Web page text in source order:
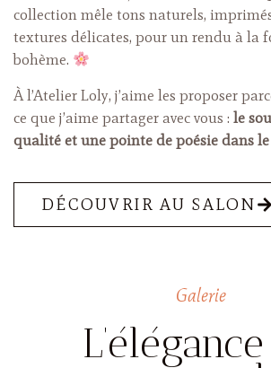
collection mêle tons naturels,
textures délicates, pour un rendu à la
bohème.
À l’Atelier Loly, j’aime les proposer
ce que j’aime partager avec vous : le
qualité et une pointe de poésie dans
DÉCOUVRIR AU SALON
Galerie